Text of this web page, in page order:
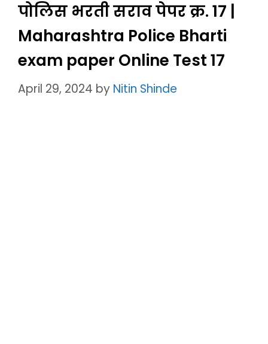
पोलिस भरती सराव पेपर क्र. 17 |
Maharashtra Police Bharti
exam paper Online Test 17
April 29, 2024 by Nitin Shinde